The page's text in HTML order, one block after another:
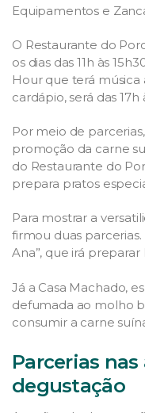
Equipamentos e
O Restaurante do
os dias das 11h às
Hour que terá música
cardápio, será das 17h
Por meio de
promoção da carne
do Restaurante do
prepara pratos
Para mostrar a
firmou duas parcerias.
Ana”, que irá
Já a Casa Machado,
defumada ao molho
consumir a carne
Parcerias nas
degustação